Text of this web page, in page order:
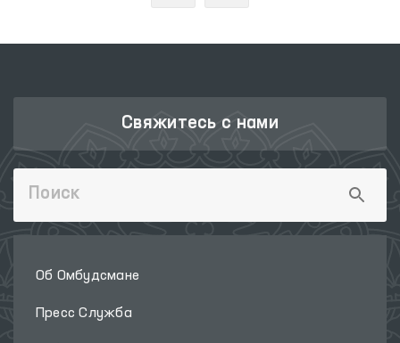
Свяжитесь с нами
Об Омбудсмане
Пресс Служба